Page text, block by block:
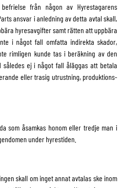
från någon av Hyrestagarens
ansvar i anledning av detta avtal skall,
hyresavgifter samt rätten att uppbära
i något fall omfatta indirekta skador,
rimligen kunde tas i beräkning av den
således ej i något fall åläggas att betala
eller trasig utrustning, produktions-
som åsamkas honom eller tredje man i
under hyrestiden.
skall om inget annat avtalas ske inom